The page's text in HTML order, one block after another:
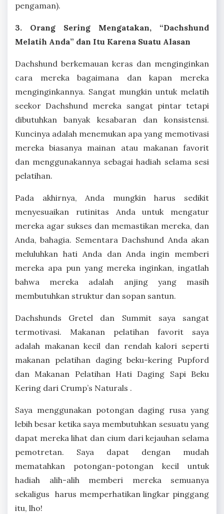
pengaman).
3. Orang Sering Mengatakan, “Dachshund
Melatih Anda” dan Itu Karena Suatu Alasan
Dachshund berkemauan keras dan menginginkan
cara mereka bagaimana dan kapan mereka
menginginkannya. Sangat mungkin untuk melatih
seekor Dachshund mereka sangat pintar tetapi
dibutuhkan banyak kesabaran dan konsistensi.
Kuncinya adalah menemukan apa yang memotivasi
mereka biasanya mainan atau makanan favorit
dan menggunakannya sebagai hadiah selama sesi
pelatihan.
Pada akhirnya, Anda mungkin harus sedikit
menyesuaikan rutinitas Anda untuk mengatur
mereka agar sukses dan memastikan mereka, dan
Anda, bahagia. Sementara Dachshund Anda akan
meluluhkan hati Anda dan Anda ingin memberi
mereka apa pun yang mereka inginkan, ingatlah
bahwa mereka adalah anjing yang masih
membutuhkan struktur dan sopan santun.
Dachshunds Gretel dan Summit saya sangat
termotivasi. Makanan pelatihan favorit saya
adalah makanan kecil dan rendah kalori seperti
makanan pelatihan daging beku-kering Pupford
dan Makanan Pelatihan Hati Daging Sapi Beku
Kering dari Crump’s Naturals .
Saya menggunakan potongan daging rusa yang
lebih besar ketika saya membutuhkan sesuatu yang
dapat mereka lihat dan cium dari kejauhan selama
pemotretan. Saya dapat dengan mudah
mematahkan potongan-potongan kecil untuk
hadiah alih-alih memberi mereka semuanya
sekaligus harus memperhatikan lingkar pinggang
itu, lho!